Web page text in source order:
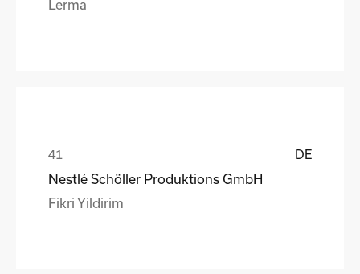
Lerma
DE
Nestlé Schöller Produktions GmbH
Fikri Yildirim